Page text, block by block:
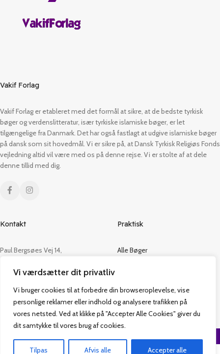
Vi værdsætter dit privatliv
Vi bruger cookies til at forbedre din browseroplevelse, vise
personlige reklamer eller indhold og analysere trafikken på
vores netsted. Ved at klikke på "Accepter Alle Cookies" giver du
dit samtykke til vores brug af cookies.
Tilpas Afvis alle Accepter alle
Vakif Forlag
Vakif Forlag er etableret med det formål at sikre, at de bedste tyrkisk
bøger og verdenslitteratur, især tyrkiske islamiske bøger, er let
tilgængelige fra Danmark. Det har også fastlagt at udgive islamiske bøger
på dansk som sit hovedmål. Vi er sikre på, at Dansk Tyrkisk Religiøs Fonds
vejledning altid vil være med os på denne rejse. Vi er stolte af at dele
denne tillid med dig.
Kontakt
Paul Bergsøes Vej 14,
CVR: 42813915
admin@vakifforlag.dk
+45 26 24 2354
Praktisk
Alle Bøger
Kontakt